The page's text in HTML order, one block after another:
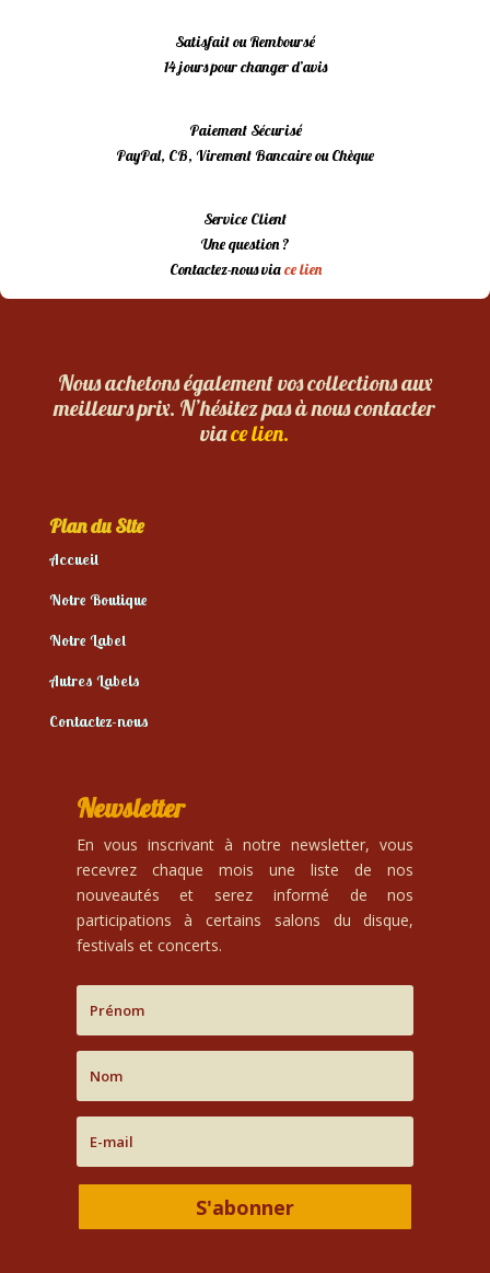
Satisfait ou Remboursé
14 jours pour changer d’avis
Paiement Sécurisé
PayPal, CB, Virement Bancaire ou Chèque
Service Client
Une question ?
Contactez-nous viace lien
Nous achetons également vos collections aux
meilleurs prix. N’hésitez pas à nous contacter
viace lien.
Plan du Site
Accueil
Notre Boutique
Notre Label
Autres Labels
Contactez-nous
Newsletter
En vous inscrivant à notre newsletter, vous
recevrez chaque mois une liste de nos
nouveautés et serez informé de nos
participations à certains salons du disque,
festivals et concerts.
S'abonner